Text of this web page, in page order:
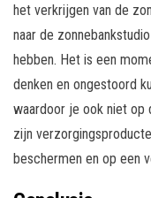
het verkrijgen van de
naar de
hebben. Het is een
denken en ongestoord
waardoor je ook niet op
zijn
beschermen en op een